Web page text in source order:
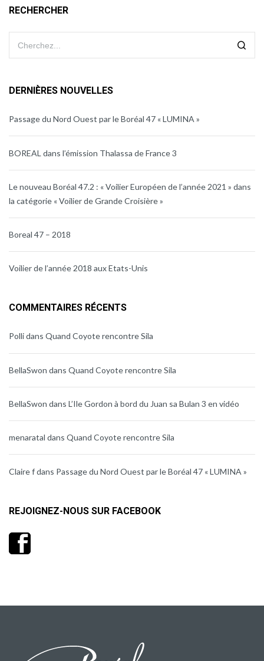
RECHERCHER
DERNIÈRES NOUVELLES
Passage du Nord Ouest par le Boréal 47 « LUMINA »
BOREAL dans l’émission Thalassa de France 3
Le nouveau Boréal 47.2 : « Voilier Européen de l’année 2021 » dans
la catégorie « Voilier de Grande Croisière »
Boreal 47 – 2018
Voilier de l’année 2018 aux Etats-Unis
COMMENTAIRES RÉCENTS
Pollidans Quand Coyote rencontre Sila
BellaSwon dans Quand Coyote rencontre Sila
BellaSwon dans L’Ile Gordon à bord du Juan sa Bulan 3 en vidéo
menaratal dans Quand Coyote rencontre Sila
Claire fdans Passage du Nord Ouest par le Boréal 47 « LUMINA »
REJOIGNEZ-NOUS SUR FACEBOOK